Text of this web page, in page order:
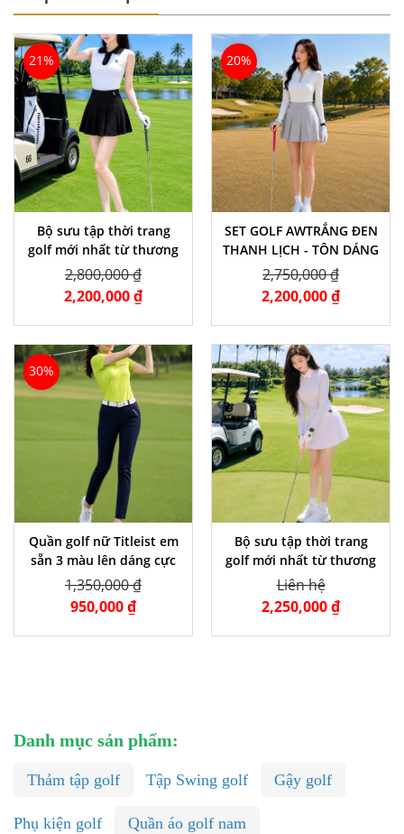
21%
Bộ sưu tập thời trang
golf mới nhất từ thương
hiệu
2,800,000 ₫
2,200,000 ₫
20%
SET GOLF AWTRẮNG ĐEN
THANH LỊCH - TÔN DÁNG
CỰC XINH
2,750,000 ₫
2,200,000 ₫
30%
Quần golf nữ Titleist em
sẵn 3 màu lên dáng cực
đẹp
1,350,000 ₫
950,000 ₫
Bộ sưu tập thời trang
golf mới nhất từ thương
hiệu PLAYOFGOODHI
Liên hệ
2,250,000 ₫
Danh mục sản phẩm:
Thảm tập golf Tập Swing golf Gậy golf
Phụ kiện golf Quần áo golf nam